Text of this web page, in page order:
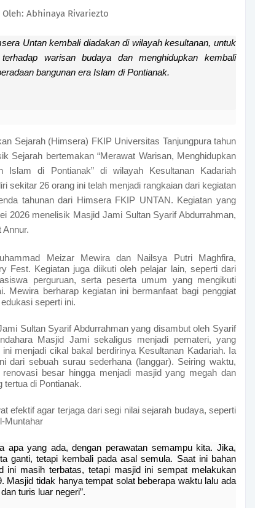
Oleh: Abhinaya Rivariezto
Untan kembali diadakan di wilayah kesultanan, untuk
warisan budaya dan menghidupkan kembali
bangunan era Islam di Pontianak.
Sejarah (Himsera) FKIP Universitas Tanjungpura tahun
Sejarah bertemakan “Merawat Warisan, Menghidupkan
Islam di Pontianak” di wilayah Kesultanan Kadariah
sekitar 26 orang ini telah menjadi rangkaian dari kegiatan
tahunan dari Himsera FKIP UNTAN. Kegiatan yang
2026 menelisik Masjid Jami Sultan Syarif Abdurrahman,
Annur.
Meizar Mewira dan Nailsya Putri Maghfira,
Fest. Kegiatan juga diikuti oleh pelajar lain, seperti dari
perguruan, serta peserta umum yang mengikuti
Mewira berharap kegiatan ini bermanfaat bagi penggiat
seperti ini.
Sultan Syarif Abdurrahman yang disambut oleh Syarif
Masjid Jami sekaligus menjadi pemateri, yang
menjadi cikal bakal berdirinya Kesultanan Kadariah. Ia
dari sebuah surau sederhana (langgar). Seiring waktu,
renovasi besar hingga menjadi masjid yang megah dan
tertua di Pontianak.
efektif agar terjaga dari segi nilai sejarah budaya, seperti
Muntahar
apa yang ada, dengan perawatan semampu kita. Jika,
ganti, tetapi kembali pada asal semula. Saat ini bahan
ini masih terbatas, tetapi masjid ini sempat melakukan
Masjid tidak hanya tempat solat beberapa waktu lalu ada
turis luar negeri”.